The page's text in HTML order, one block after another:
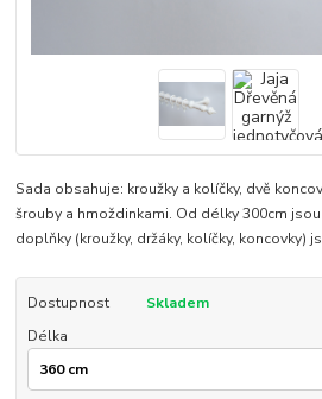
Sada obsahuje: kroužky a kolíčky, dvě
šrouby a hmoždinkami. Od délky 300cm
doplňky (kroužky, držáky, kolíčky, koncovky)
Dostupnost
Skladem
Délka